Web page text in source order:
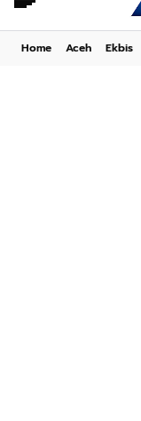
Home Aceh Ekbis